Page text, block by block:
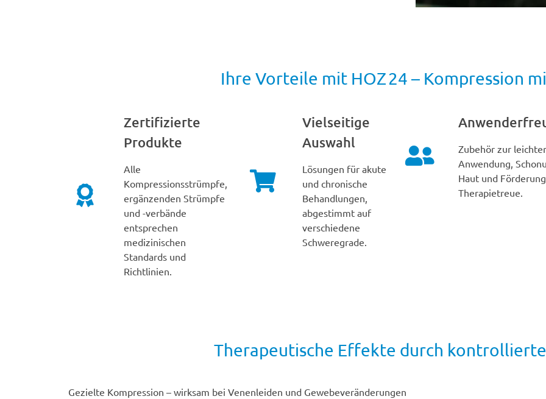
Ihre Vorteile mit HOZ 24 – Kompression
Zertifizierte
Produkte
Alle
Kompressionsstrümpfe,
ergänzenden Strümpfe
und -verbände
entsprechen
medizinischen
Standards und
Richtlinien.
Vielseitige
Auswahl
Lösungen für akute
und chronische
Behandlungen,
abgestimmt auf
verschiedene
Schweregrade.
Zubehör zur
Anwendung,
Haut und
Therapietreue.
Therapeutische Effekte durch
Gezielte Kompression – wirksam bei Venenleiden und Gewebeveränderungen